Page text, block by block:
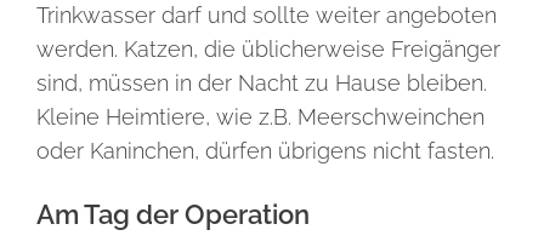
Trinkwasser darf und sollte weiter angeboten
werden. Katzen, die üblicherweise Freigänger
sind, müssen in der Nacht zu Hause bleiben.
Kleine Heimtiere, wie z.B. Meerschweinchen
oder Kaninchen, dürfen übrigens nicht fasten.
Am Tag der Operation